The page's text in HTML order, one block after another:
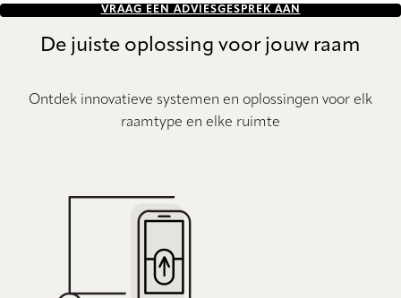
VRAAG EEN ADVIESGESPREK AAN
De juiste oplossing voor jouw raam
Ontdek innovatieve systemen en oplossingen voor elk
raamtype en elke ruimte